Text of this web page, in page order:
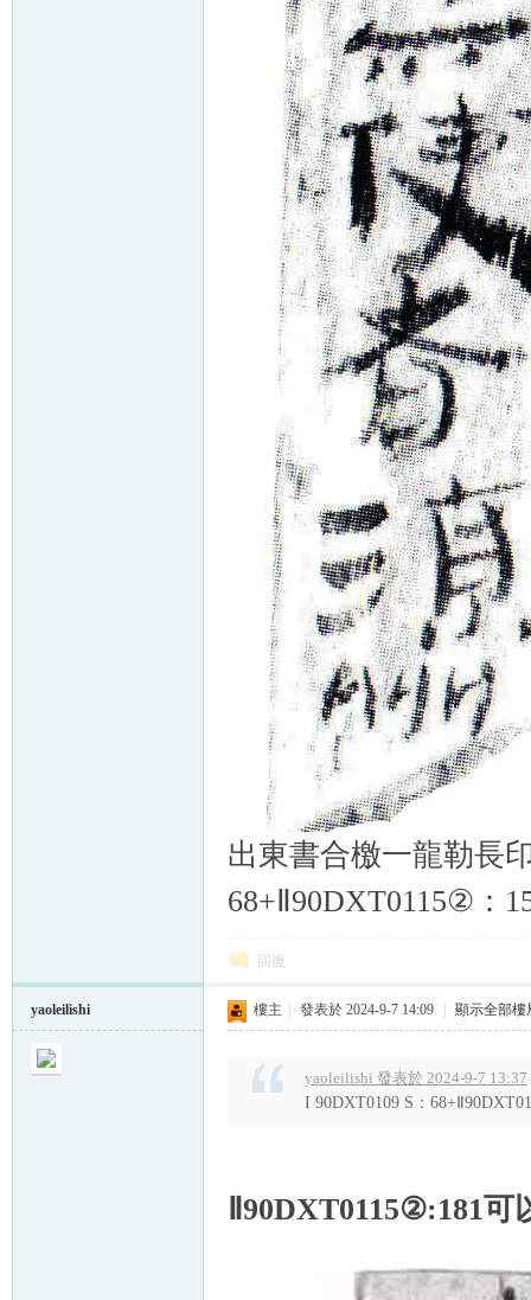
出東書合檄一龍勒
68+Ⅱ90DXT0115②：
回復
yaoleilishi 樓主 發表於 2024-9-7 14:09 顯示全部樓
yaoleilishi 發表於 2024-9-7 13:37
I 90DXT0109 S：
90DXT0115②:181可